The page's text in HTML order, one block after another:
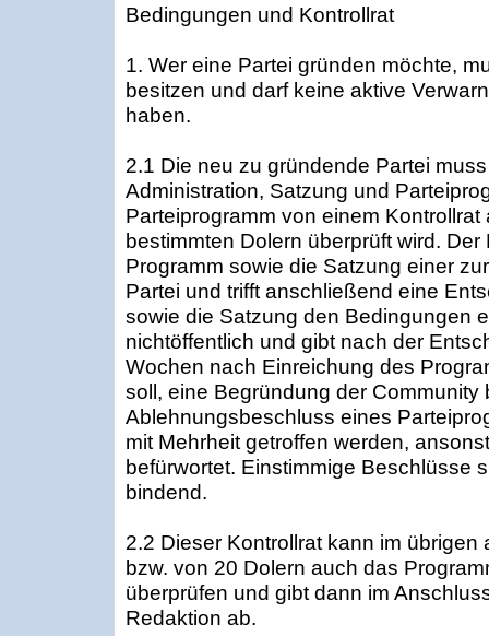
Bedingungen und Kontrollrat
1. Wer eine Partei gründen möchte,
besitzen und darf keine aktive
haben.
2.1 Die neu zu gründende Partei
Administration, Satzung und
Parteiprogramm von einem
bestimmten Dolern überprüft wird.
Programm sowie die Satzung einer
Partei und trifft anschließend eine
sowie die Satzung den Bedingungen
nichtöffentlich und gibt nach der
Wochen nach Einreichung des
soll, eine Begründung der Community
Ablehnungsbeschluss eines
mit Mehrheit getroffen werden,
befürwortet. Einstimmige Beschlüsse
bindend.
2.2 Dieser Kontrollrat kann im
bzw. von 20 Dolern auch das
überprüfen und gibt dann im
Redaktion ab.